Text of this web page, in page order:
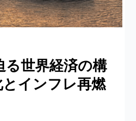
世界経済の構
インフレ再燃